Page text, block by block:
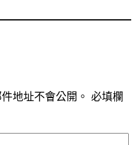
地址不會公開。 必填欄